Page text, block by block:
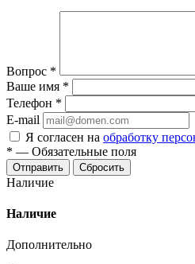
Вопрос *
Ваше имя *
Телефон *
E-mail
Я согласен на обработку
* — Обязательные поля
Отправить Сбросить
Наличие
Наличие
Дополнительно